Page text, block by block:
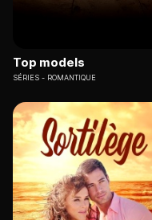
Top models
SÉRIES ROMANTIQUE